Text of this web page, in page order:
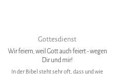
Gottesdienst
Wir feiern, weil Gott auch feiert - wegen
Dir und mir!
In der Bibel steht sehr oft, dass und wie